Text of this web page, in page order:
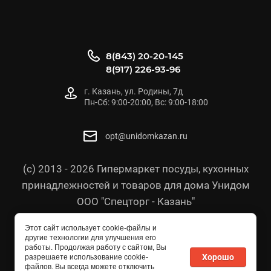
(с) 2013 - 2026 Гипермаркет посуды, кухонных
принадлежностей и товаров для дома Унидом
ООО "Спецторг - Казань"
Согласие на обработку персональных данных
Политика в отношении персональных данных
8(843) 20-20-145
8(917) 226-93-96
г. Казань, ул. Родины, 7д
Пн-Сб: 9:00-20:00, Вс: 9:00-18:00
opt@unidomkazan.ru
Этот сайт использует cookie-файлы и
другие технологии для улучшения его
работы. Продолжая работу с сайтом, Вы
разрешаете использование cookie-
файлов. Вы всегда можете отключить
Хорошо